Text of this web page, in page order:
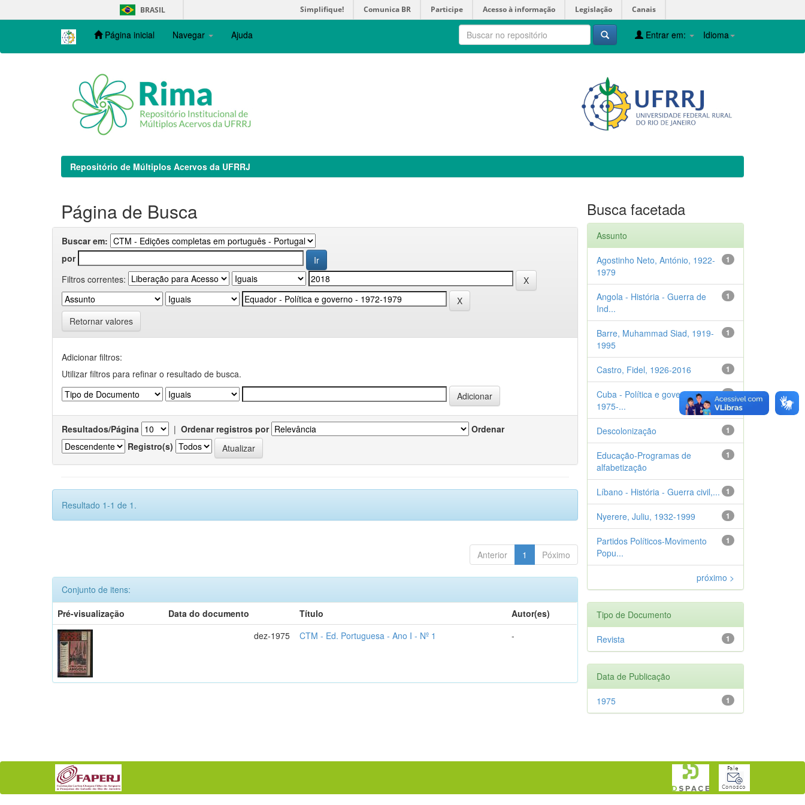
navigation
BRASIL Simplifique! Comunica BR Participe Acesso à informação Legislação Canais
Página inicial Navegar Ajuda Idioma
Entrar em:
Repositório de Múltiplos Acervos da UFRRJ
Página de Busca
Buscar em:
por
Filtros correntes:
Retornar valores
Adicionar filtros:
Utilizar filtros para refinar o resultado de busca.
Resultados/Página | Ordenar registros por
Ordenar
Registro(s)
Resultado 1-1 de 1.
Anterior 1 Póximo
Conjunto de itens:
Pré-visualização
Data do documento Título
Autor(es)
dez-1975
CTM - Ed. Portuguesa - Ano I - Nº 1 -
Busca facetada
Assunto
1
Agostinho Neto, António, 1922-
1979
1
Angola - História - Guerra de
Ind...
1
Barre, Muhammad Siad, 1919-
1995
1
Castro, Fidel, 1926-2016
1
Cuba - Política e governo -
1975-...
1
Descolonização
1
Educação-Programas de
alfabetização
1
Líbano - História - Guerra civil,...
1
Nyerere, Juliu, 1932-1999
1
Partidos Políticos-Movimento
Popu...
próximo >
Tipo de Documento
1
Revista
Data de Publicação
1
1975